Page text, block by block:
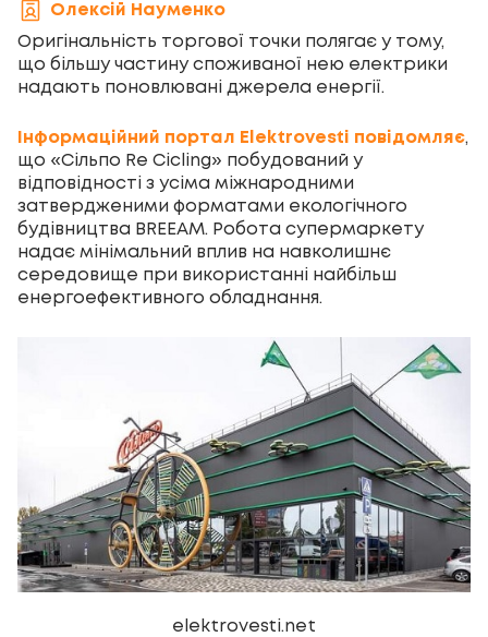
Олексій Науменко
Оригінальність торгової точки полягає у тому,
що більшу частину споживаної нею електрики
надають поновлювані джерела енергії.
Інформаційний портал Elektrovesti повідомляє,
що «Сільпо Re Cicling» побудований у
відповідності з усіма міжнародними
затвердженими форматами екологічного
будівництва BREEAM. Робота супермаркету
надає мінімальний вплив на навколишнє
середовище при використанні найбільш
енергоефективного обладнання.
elektrovesti.net